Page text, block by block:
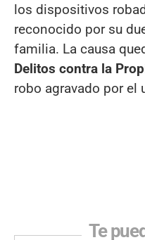
los dispositivos
reconocido por su
familia. La causa
Delitos contra la
robo agravado por el
Te